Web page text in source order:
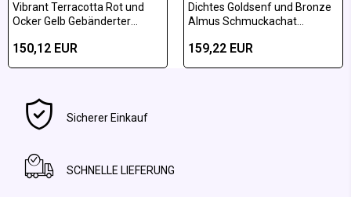
Vibrant Terracotta Rot und
Ocker Gelb Gebänderter
150,12 EUR
Dichtes Goldsenf und Bronze
Almus Schmuckachat
159,22 EUR
Sicherer Einkauf
SCHNELLE LIEFERUNG